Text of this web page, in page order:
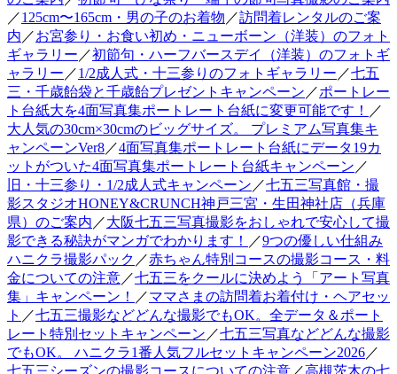
／125cm〜165cm・男の子のお着物 ／訪問着レンタルのご案
内 ／お宮参り・お食い初め・ニューボーン（洋装）のフォト
ギャラリー ／初節句・ハーフバースデイ（洋装）のフォトギ
ャラリー ／1/2成人式・十三参りのフォトギャラリー ／七五
三・千歳飴袋と千歳飴プレゼントキャンペーン ／ポートレー
ト台紙大を4面写真集ポートレート台紙に変更可能です！ ／
大人気の30cm×30cmのビッグサイズ。 プレミアム写真集キ
ャンペーンVer8／4面写真集ポートレート台紙にデータ19カ
ットがついた4面写真集ポートレート台紙キャンペーン ／
旧・十三参り・1/2成人式キャンペーン ／七五三写真館・撮
影スタジオHONEY&CRUNCH神戸三宮・生田神社店（兵庫
県）のご案内 ／大阪七五三写真撮影をおしゃれで安心して撮
影できる秘訣がマンガでわかります！ ／9つの優しい仕組み
ハニクラ撮影パック ／赤ちゃん特別コースの撮影コース・料
金についての注意／七五三をクールに決めよう「アート写真
集」キャンペーン！ ／ママさまの訪問着お着付け・ヘアセッ
ト ／七五三撮影などどんな撮影でもOK。全データ＆ポート
レート特別セットキャンペーン ／七五三写真などどんな撮影
でもOK。 ハニクラ1番人気フルセットキャンペーン2026／
七五三シーズンの撮影コースについての注意／高槻茨木の七